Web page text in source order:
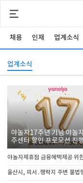
채용 인재 업계소식
업계소식
야놀자17주년 기념 야놀
주센터 할인 프로모션 진
야놀자제휴점 금융혜택제공 위
울산시, 피서․행락지 주변 불법